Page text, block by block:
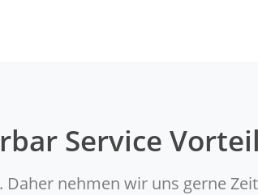
Service
nehmen wir uns gerne